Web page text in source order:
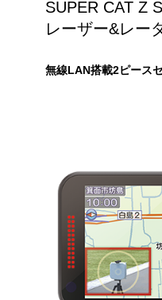
SUPER CAT Z
レーザー&レー
無線LAN搭載2ピース